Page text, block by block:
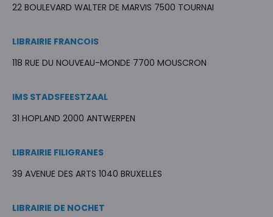
22 BOULEVARD WALTER DE MARVIS 7500 TOURNAI
LIBRAIRIE FRANCOIS
118 RUE DU NOUVEAU-MONDE 7700 MOUSCRON
IMS STADSFEESTZAAL
31 HOPLAND 2000 ANTWERPEN
LIBRAIRIE FILIGRANES
39 AVENUE DES ARTS 1040 BRUXELLES
LIBRAIRIE DE NOCHET